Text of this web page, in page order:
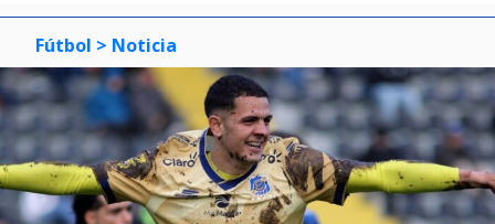
Fútbol > Noticia